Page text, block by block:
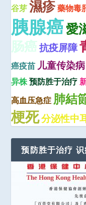
谷芽 濕疹藥物毒
胰腺癌愛
肠癌抗疫屏障
癌疫苗 儿童传染病
异株预防胜于治疗
高血压急症 肺結
梗死分泌性中
预防胜于治疗